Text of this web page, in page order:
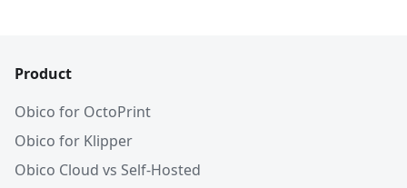
Product
Obico for OctoPrint
Obico for Klipper
Obico Cloud vs Self-Hosted